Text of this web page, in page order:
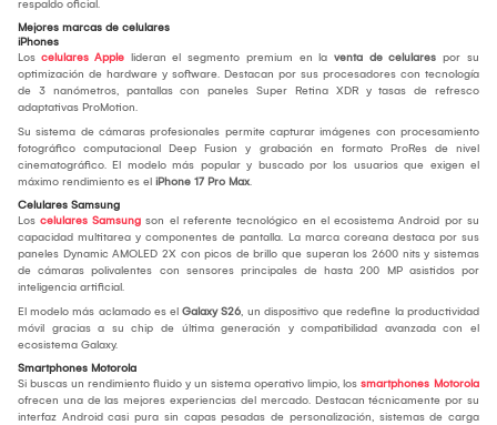
respaldo oficial.
Mejores marcas de celulares
iPhones
Los celulares Apple lideran el segmento premium en la venta de celulares por su
optimización de hardware y software. Destacan por sus procesadores con tecnología
de 3 nanómetros, pantallas con paneles Super Retina XDR y tasas de refresco
adaptativas ProMotion.
Su sistema de cámaras profesionales permite capturar imágenes con procesamiento
fotográfico computacional Deep Fusion y grabación en formato ProRes de nivel
cinematográfico. El modelo más popular y buscado por los usuarios que exigen el
máximo rendimiento es el iPhone 17 Pro Max.
Celulares Samsung
Los celulares Samsung son el referente tecnológico en el ecosistema Android por su
capacidad multitarea y componentes de pantalla. La marca coreana destaca por sus
paneles Dynamic AMOLED 2X con picos de brillo que superan los 2600 nits y sistemas
de cámaras polivalentes con sensores principales de hasta 200 MP asistidos por
inteligencia artificial.
El modelo más aclamado es el Galaxy S26, un dispositivo que redefine la productividad
móvil gracias a su chip de última generación y compatibilidad avanzada con el
ecosistema Galaxy.
Smartphones Motorola
Si buscas un rendimiento fluido y un sistema operativo limpio, los smartphones Motorola
ofrecen una de las mejores experiencias del mercado. Destacan técnicamente por su
interfaz Android casi pura sin capas pesadas de personalización, sistemas de carga